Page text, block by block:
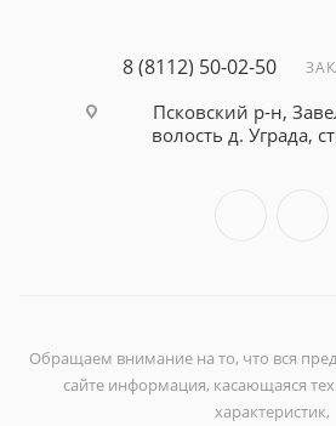
8 (8112) 50-02-50
Псковский р-н,
волость д. Уграда,
Обращаем внимание на то, что вся
сайте информация, касающаяся
характеристик,